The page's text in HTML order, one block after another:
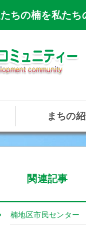
ちの楠を私た
まちの
関連記事
楠地区市民センター